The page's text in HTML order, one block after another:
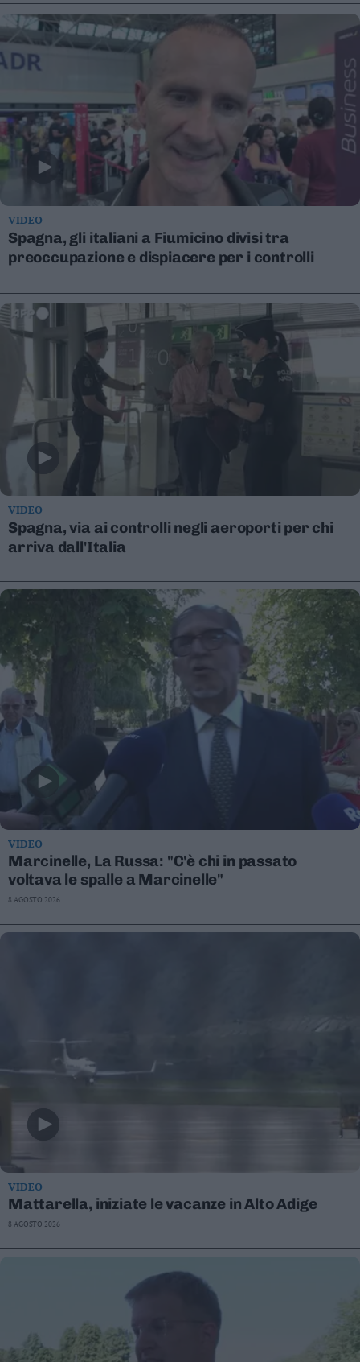
Non
Sole
Fiemme
Giudicarie
Rendena
–
Südtirol
Dolomiti
Leggi/Abbonati
Newsletter
Casa
Radio
Dolomiti
Social media
VIDEO
Spagna, gli italiani a Fiumicino divisi tra
preoccupazione e dispiacere per i controlli
VIDEO
Spagna, via ai controlli negli aeroporti per chi
arriva dall'Italia
VIDEO
Marcinelle, La Russa: "C'è chi in passato
voltava le spalle a Marcinelle"
8 AGOSTO 2026
VIDEO
Mattarella, iniziate le vacanze in Alto Adige
8 AGOSTO 2026